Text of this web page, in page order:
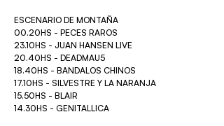
ESCENARIO DE MONTAÑA
00.20HS - PECES RAROS
23.10HS - JUAN HANSEN LIVE
20.40HS - DEADMAU5
18.40HS - BANDALOS CHINOS
17.10HS - SILVESTRE Y LA NARANJA
15.50HS - BLAIR
14.30HS - GENITALLICA